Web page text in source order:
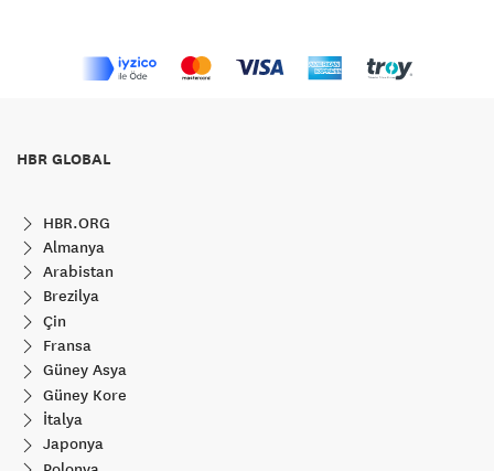
HBR GLOBAL
HBR.ORG
Almanya
Arabistan
Brezilya
Çin
Fransa
Güney Asya
Güney Kore
İtalya
Japonya